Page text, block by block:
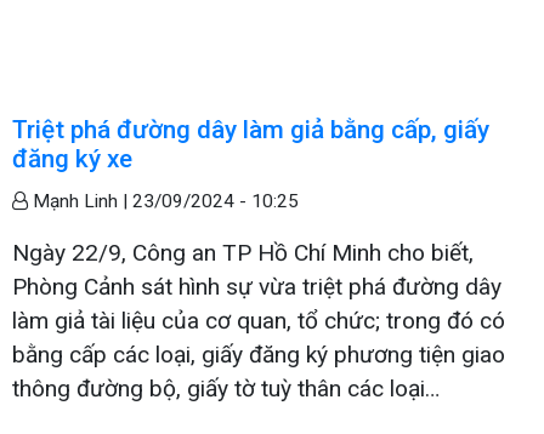
Triệt phá đường dây làm giả bằng cấp, giấy
đăng ký xe
Mạnh Linh | 23/09/2024 - 10:25
Ngày 22/9, Công an TP Hồ Chí Minh cho biết,
Phòng Cảnh sát hình sự vừa triệt phá đường dây
làm giả tài liệu của cơ quan, tổ chức; trong đó có
bằng cấp các loại, giấy đăng ký phương tiện giao
thông đường bộ, giấy tờ tuỳ thân các loại…